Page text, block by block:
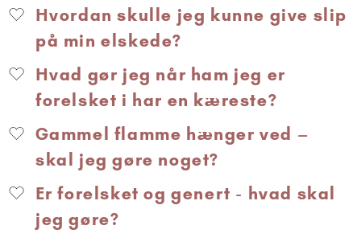
Hvordan skulle jeg kunne give slip
på min elskede?
Hvad gør jeg når ham jeg er
forelsket i har en kæreste?
Gammel flamme hænger ved –
skal jeg gøre noget?
Er forelsket og genert - hvad skal
jeg gøre?